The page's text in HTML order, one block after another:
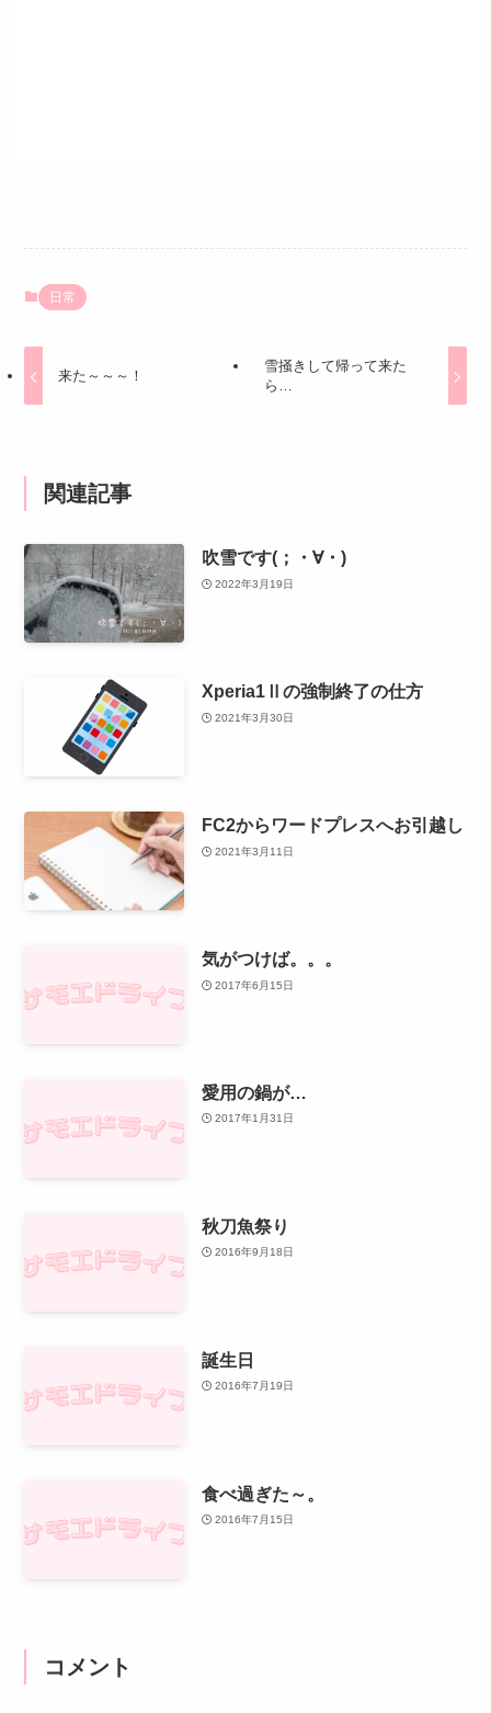
日常
来た～～～！
雪掻きして帰って来た
ら…
関連記事
吹雪です(；・∀・)
2022年3月19日
Xperia1Ⅱの強制終了の仕方
2021年3月30日
FC2からワードプレスへお引越し
2021年3月11日
気がつけば。。。
2017年6月15日
愛用の鍋が…
2017年1月31日
秋刀魚祭り
2016年9月18日
誕生日
2016年7月19日
食べ過ぎた～。
2016年7月15日
コメント